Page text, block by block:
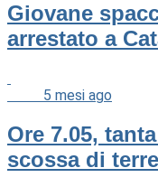
Giovane
arrestato a
5 mesi ago
Ore 7.05,
scossa di